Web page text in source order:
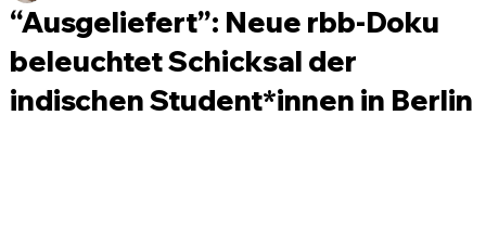
“Ausgeliefert”: Neue rbb-Doku
beleuchtet Schicksal der
indischen Student*innen in Berlin